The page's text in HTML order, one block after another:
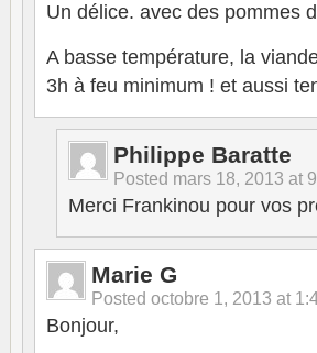
Un délice. avec des pommes
A basse température, la
3h à feu minimum ! et aussi
Philippe Baratte
Posted mars 18, 2013 at
Merci Frankinou pour vos
Marie G
Posted octobre 1, 2013 at
Bonjour,